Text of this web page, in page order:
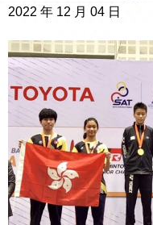
2022 年 12 月 04 日